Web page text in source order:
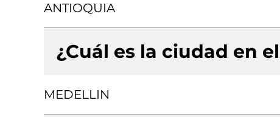
ANTIOQUIA
¿Cuál es la ciudad en
MEDELLIN